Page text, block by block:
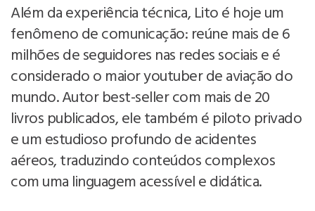
Além da experiência técnica, Lito é hoje um
fenômeno de comunicação: reúne mais de 6
milhões de seguidores nas redes sociais e é
considerado o maior youtuber de aviação do
mundo. Autor best-seller com mais de 20
livros publicados, ele também é piloto privado
e um estudioso profundo de acidentes
aéreos, traduzindo conteúdos complexos
com uma linguagem acessível e didática.